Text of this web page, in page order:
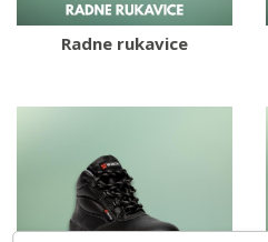
Radne rukavice